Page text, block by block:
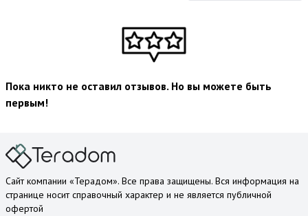
Пока никто не оставил отзывов. Но вы можете быть
первым!
Сайт компании «Терадом». Все права защищены. Вся информация на
странице носит справочный характер и не является публичной
офертой